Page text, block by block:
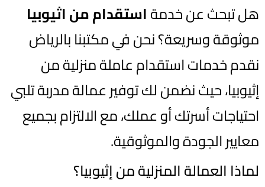
هل تبحث عن خدمةاستقدام من اثيوبيا
موثوقة وسريعة؟ نحن في مكتبنا بالرياض
نقدم خدمات استقدام عاملة منزلية من
إثيوبيا، حيث نضمن لك توفير عمالة مدربة تلبي
احتياجات أسرتك أو عملك، مع الالتزام بجميع
معايير الجودة والموثوقية.
لماذا العمالة المنزلية من إثيوبيا؟